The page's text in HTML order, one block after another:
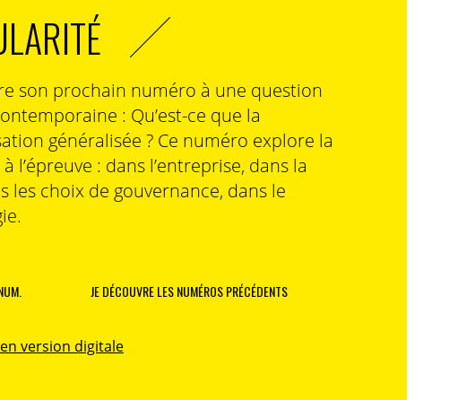
son prochain numéro à une question
: Qu’est-ce que la
généralisée ? Ce numéro explore la
: dans l’entreprise, dans la
les choix de gouvernance, dans le
JE DÉCOUVRE LES NUMÉROS PRÉCÉDENTS
version digitale